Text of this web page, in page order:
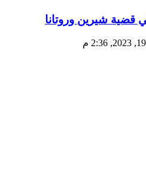
شيرين وروتانا